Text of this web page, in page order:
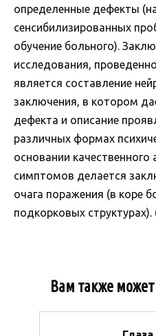
определенные дефекты
сенсибилизированных
обучение больного).
исследования,
является составление
заключения, в котором
дефекта и описание
различных формах
основании
симптомов делается
очага поражения (в коре
подкорковых
Вам также